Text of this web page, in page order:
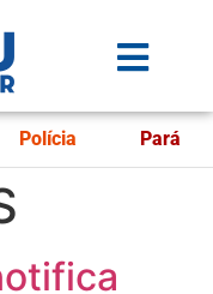
Polícia Pará